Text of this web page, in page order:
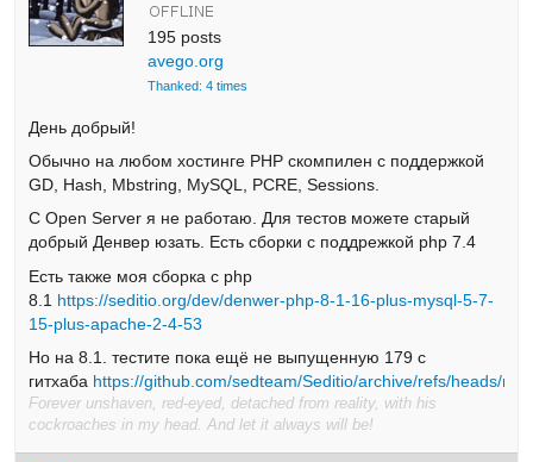
195 posts
avego.org
Thanked: 4 times
День добрый!
Обычно на любом хостинге PHP скомпилен с поддержкой
GD, Hash, Mbstring, MySQL, PCRE, Sessions.
C Open Server я не работаю. Для тестов можете старый
добрый Денвер юзать. Есть сборки с поддрежкой php 7.4
Есть также моя сборка с php
8.1 https://seditio.org/dev/denwer-php-8-1-16-plus-mysql-5-7-
15-plus-apache-2-4-53
Но на 8.1. тестите пока ещё не выпущенную 179 с
гитхаба https://github.com/sedteam/Seditio/archive/refs/heads/
Forever unshaven, red-eyed, detached from reality, with his
cockroaches in my head. And let it always will be!